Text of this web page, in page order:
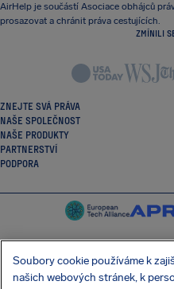
AirHelp je součástí Asociace obhájců
prosazovat a chránit práva cestujících.
ZMÍNILI
ZNEJTE SVÁ PRÁVA
NAŠE SPOLEČNOST
NAŠE PRODUKTY
PARTNERSTVÍ
PODPORA
Soubory cookie používáme k
našich webových stránek, k